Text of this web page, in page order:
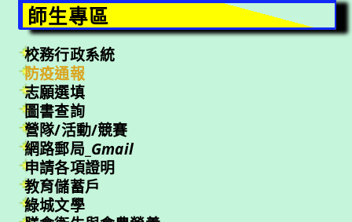
師生專區
校務行政系統
防疫通報
志願選填
圖書查詢
營隊/活動/競賽
網路郵局_ Gmail
申請各項證明
教育儲蓄戶
綠城文學